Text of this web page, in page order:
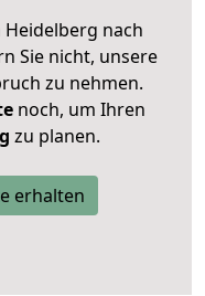
Heidelberg nach
Sie nicht, unsere
zu nehmen.
noch, um Ihren
zu planen.
erhalten